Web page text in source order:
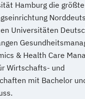
Hamburg die
Universitäten
& Health Care
Wirtschafts- und
mit Bachelor